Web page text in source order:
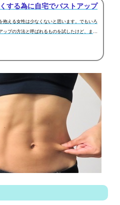
する為に自宅でバストアップ
抱える女性は少なくないと思います。でもいろ
ップの方法と呼ばれるものを試したけど、まっ